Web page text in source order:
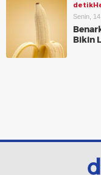
Senin,
Bikin